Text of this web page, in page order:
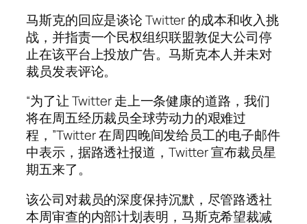
马斯克的回应是谈论 Twitter 的成本和收入挑
战，并指责一个民权组织联盟敦促大公司停
止在该平台上投放广告。马斯克本人并未对
裁员发表评论。
“为了让 Twitter 走上一条健康的道路，我们
将在周五经历裁员全球劳动力的艰难过
程，”Twitter 在周四晚间发给员工的电子邮件
中表示，据路透社报道，Twitter 宣布裁员星
期五来了。
该公司对裁员的深度保持沉默，尽管路透社
本周审查的内部计划表明，马斯克希望裁减